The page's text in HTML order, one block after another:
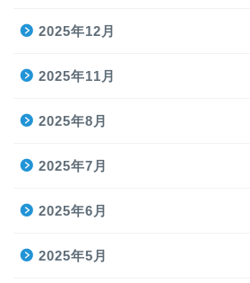
2025年12月
2025年11月
2025年8月
2025年7月
2025年6月
2025年5月